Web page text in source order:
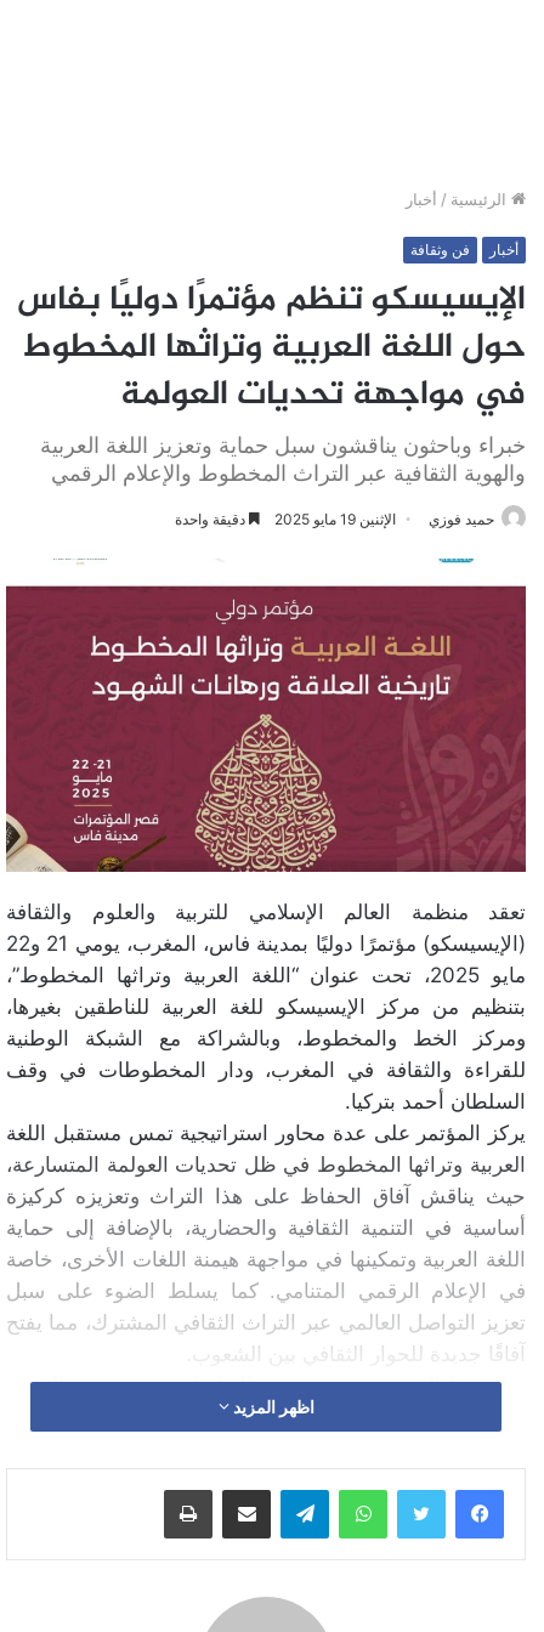
الرئيسية / أخبار
أخبار فن وثقافة
الإيسيسكو تنظم مؤتمرًا دوليًا بفاس
حول اللغة العربية وتراثها المخطوط
في مواجهة تحديات العولمة
خبراء وباحثون يناقشون سبل حماية وتعزيز اللغة العربية
والهوية الثقافية عبر التراث المخطوط والإعلام الرقمي
حميد فوزي الإثنين 19 مايو 2025 دقيقة واحدة
تعقد منظمة العالم الإسلامي للتربية والعلوم والثقافة
(الإيسيسكو) مؤتمرًا دوليًا بمدينة فاس، المغرب، يومي 21 و22
مايو 2025، تحت عنوان “اللغة العربية وتراثها المخطوط”،
بتنظيم من مركز الإيسيسكو للغة العربية للناطقين بغيرها،
ومركز الخط والمخطوط، وبالشراكة مع الشبكة الوطنية
للقراءة والثقافة في المغرب، ودار المخطوطات في وقف
السلطان أحمد بتركيا.
يركز المؤتمر على عدة محاور استراتيجية تمس مستقبل اللغة
العربية وتراثها المخطوط في ظل تحديات العولمة المتسارعة،
حيث يناقش آفاق الحفاظ على هذا التراث وتعزيزه كركيزة
أساسية في التنمية الثقافية والحضارية، بالإضافة إلى حماية
اللغة العربية وتمكينها في مواجهة هيمنة اللغات الأخرى، خاصة
في الإعلام الرقمي المتنامي. كما يسلط الضوء على سبل
تعزيز التواصل العالمي عبر التراث الثقافي المشترك، مما يفتح
آفاقًا جديدة للحوار الثقافي بين الشعوب.
يمثل هذا المؤتمر فرصة فريدة للتواصل مع نخبة من الخبراء
والباحثين من مختلف دول العالم، لمناقشة دور المخطوطات
اللغة العربية، والاستفادة من النظريات اللسانية والتربوية
والتقنية الحديثة لتعزيز مكانة اللغة عالميًا.
أطلقت مؤخرًا مراكز متخصصة مثل مركز الخط والمخطوط،
اظهر المزيد
واتساب تيلقرام مشاركة عبر البريد طباعة